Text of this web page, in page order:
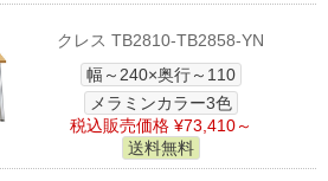
クレス TB2810-TB2858-YN
幅～240×奥行～110
メラミンカラー3色
税込販売価格 ¥73,410～
送料無料